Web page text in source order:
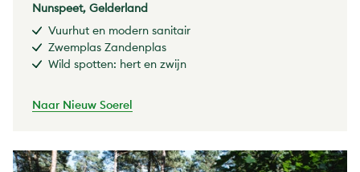
Nunspeet, Gelderland
Vuurhut en modern sanitair
Zwemplas Zandenplas
Wild spotten: hert en zwijn
Naar Nieuw Soerel